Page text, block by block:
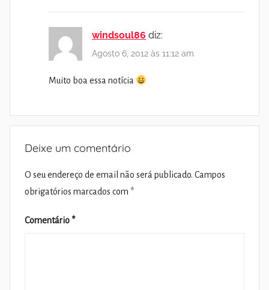
windsoul86 diz:
Agosto 6, 2012 às 11:12 am
Muito boa essa notícia
Deixe um comentário
O seu endereço de email não será publicado. Campos
obrigatórios marcados com *
Comentário *